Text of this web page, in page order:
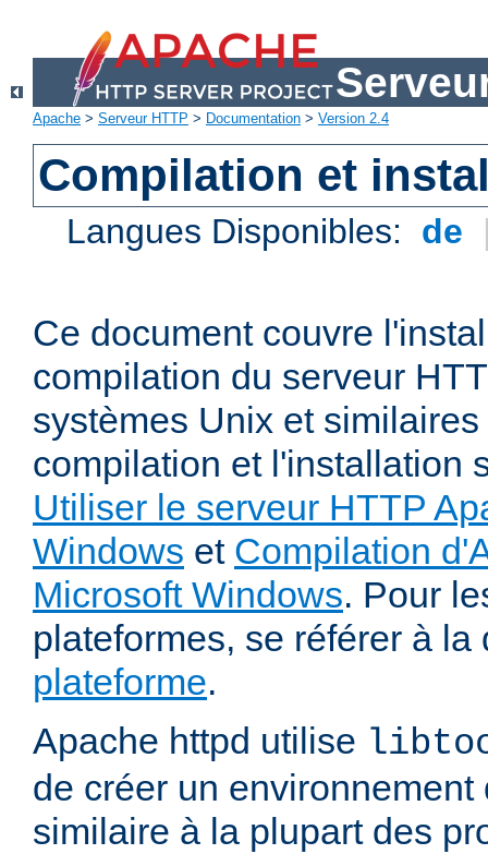
Apache > Serveur HTTP > Documentation > Version 2.4
Compilation et
Langues Disponibles: de
Ce document couvre
compilation du serveur
systèmes Unix et
compilation et l'installation
Utiliser le serveur HTTP
Windows et Compilation
Microsoft Windows. Pour
plateformes, se référer à
plateforme.
Apache httpd utilise
de créer un environnement
similaire à la plupart des